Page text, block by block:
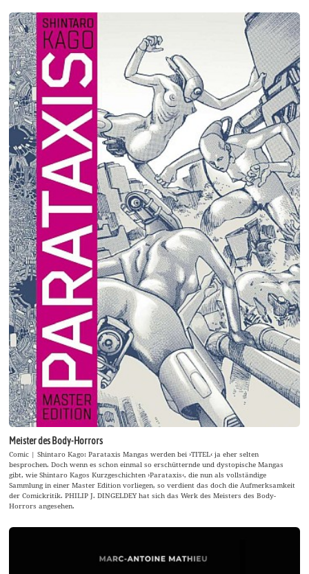
Meister des Body-Horrors
Comic | Shintaro Kago: Parataxis Mangas werden bei ›TITEL‹ ja eher selten
besprochen. Doch wenn es schon einmal so erschütternde und dystopische Mangas
gibt, wie Shintaro Kagos Kurzgeschichten ›Parataxis‹, die nun als vollständige
Sammlung in einer Master Edition vorliegen, so verdient das doch die Aufmerksamkeit
der Comickritik. PHILIP J. DINGELDEY hat sich das Werk des Meisters des Body-
Horrors angesehen.